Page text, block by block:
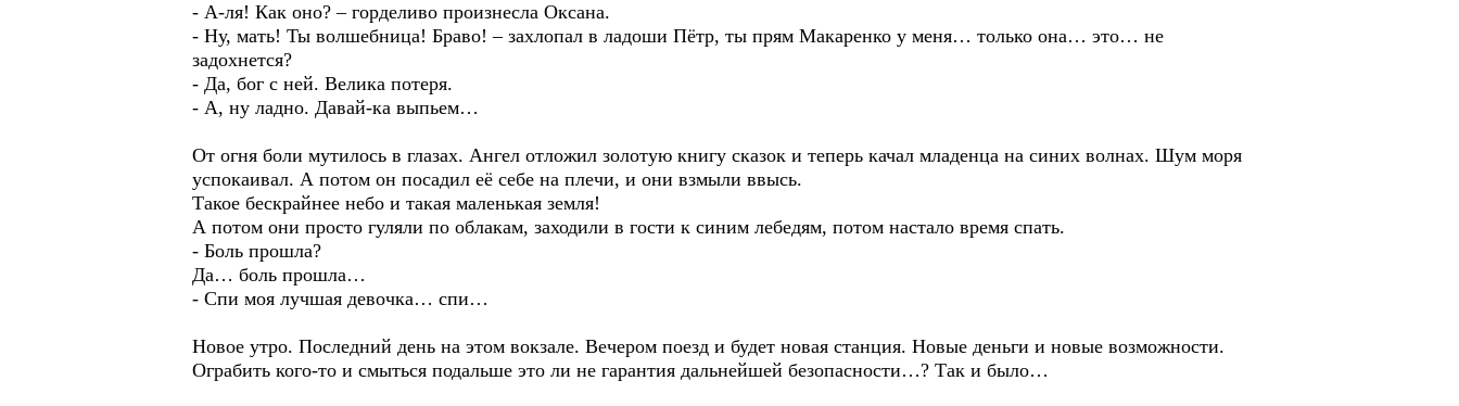
- А-ля! Как оно? – горделиво произнесла Оксана.
- Ну, мать! Ты волшебница! Браво! – захлопал в ладоши Пётр, ты прям Макаренко у меня… только она… это… не
задохнется?
- Да, бог с ней. Велика потеря.
- А, ну ладно. Давай-ка выпьем…
От огня боли мутилось в глазах. Ангел отложил золотую книгу сказок и теперь качал младенца на синих волнах. Шум моря
успокаивал. А потом он посадил её себе на плечи, и они взмыли ввысь.
Такое бескрайнее небо и такая маленькая земля!
А потом они просто гуляли по облакам, заходили в гости к синим лебедям, потом настало время спать.
- Боль прошла?
Да… боль прошла…
- Спи моя лучшая девочка… спи…
Новое утро. Последний день на этом вокзале. Вечером поезд и будет новая станция. Новые деньги и новые возможности.
Ограбить кого-то и смыться подальше это ли не гарантия дальнейшей безопасности…? Так и было…